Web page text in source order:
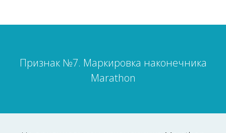
Признак №7. Маркировка наконечника
Marathon